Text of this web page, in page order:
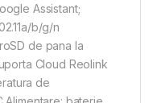
Assistant;
b/g/n
de pana la
Cloud Reolink
de